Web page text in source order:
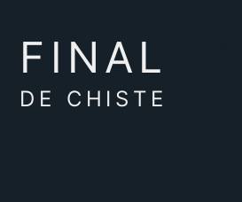
FINAL
DE CHISTE